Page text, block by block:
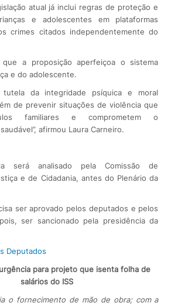
atual já inclui regras de proteção e
e adolescentes em plataformas
crimes citados independentemente do
a proposição aperfeiçoa o sistema
e do adolescente.
tutela da integridade psíquica e moral
de prevenir situações de violência que
familiares e comprometem o
afirmou Laura Carneiro.
será analisado pela Comissão de
e de Cidadania, antes do Plenário da
ser aprovado pelos deputados e pelos
ser sancionado pela presidência da
Deputados
para projeto que isenta folha de
salários do ISS
o fornecimento de mão de obra; com a